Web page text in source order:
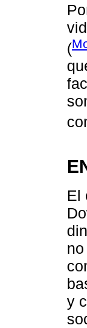
(
El
y